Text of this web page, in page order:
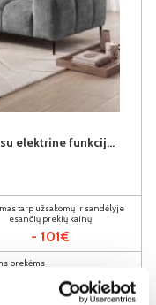
GIOVANNI-S (I gr.) minkštas kampas su elektrine funkcija (Aphrodite-21) K
tarp užsakomų ir sandėlyje
esančių prekių kainų
- 101€
prekėms